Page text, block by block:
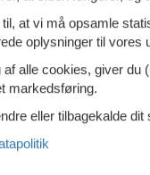
Tæt på havet
Køkkenet har v/k vand
Køleskab
at vi må opsamle
oplysninger til vores
alle cookies, giver
markedsføring.
eller tilbagekalde